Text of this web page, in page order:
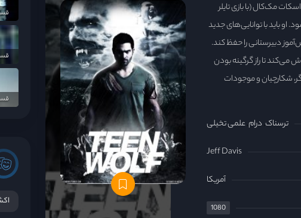
مک‌کال (با بازی تایلر
باید با توانایی‌های جدید
دبیرستانی را حفظ کند.
می‌کند تا راز گرگینه بودن
شکارچیان و موجودات
ترسناک درام علمی تخیلی
Jeff Davis
آمریکا
1080